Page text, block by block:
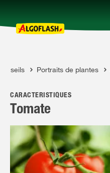
Nos produits
Conseils
Thèmes
Qui sommes-nous ?
Portraits de plantes
CARACTÉRISTIQUES
Tomate